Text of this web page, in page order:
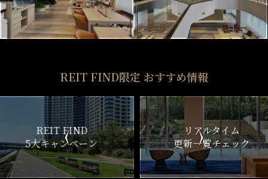
REIT FIND限定 おすすめ情報
ン
リアルタイム
更新一覧チェック
新